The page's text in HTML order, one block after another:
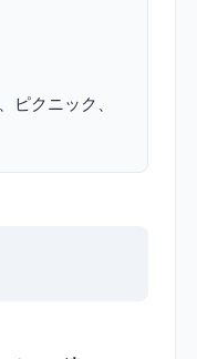
ピクニック